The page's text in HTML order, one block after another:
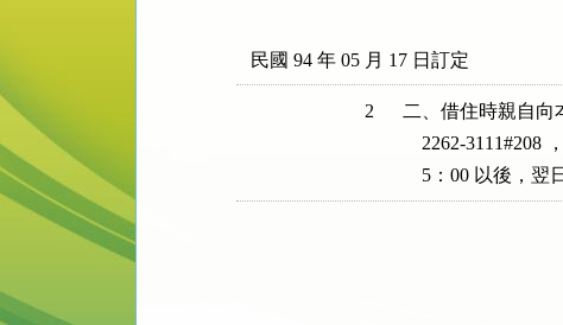
民國 94 年 05 月 17 日訂定
2
二、借住時親自向
2262-3111#208
5：00 以後，翌